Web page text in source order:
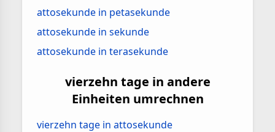
attosekunde in petasekunde
attosekunde in sekunde
attosekunde in terasekunde
vierzehn tage in andere
Einheiten umrechnen
vierzehn tage in attosekunde